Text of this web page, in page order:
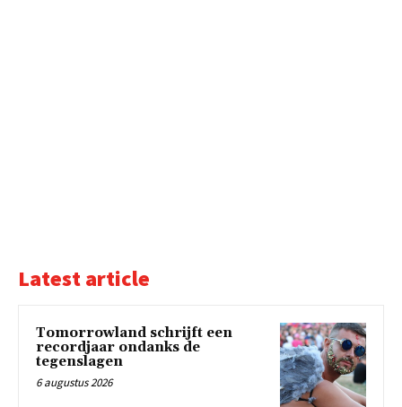
Latest article
Tomorrowland schrijft een
recordjaar ondanks de
tegenslagen
6 augustus 2026